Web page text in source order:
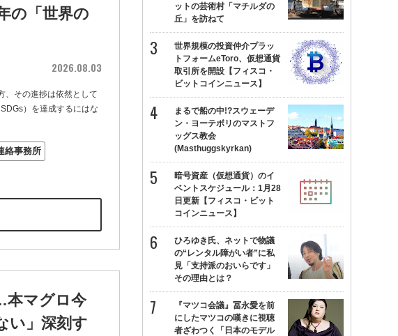
の「世界の
2026.08.03
、その進捗は依然として
）を達成するにはな
絡事務所
本マグロ今
い」深刻す
ットの芸術村「マチルダの
丘」を訪ねて
世界規模の投資仲介プラッ
トフォームeToro、仮想通貨
取引所を開設【フィスコ・
ビットコインニュース】
まるで船の中!?スウェーデ
ン・ヨーテボリのマストフ
ッグス教会
(Masthuggskyrkan)
暗号資産（仮想通貨）のイ
ベントスケジュール：1月28
日更新【フィスコ・ビット
コインニュース】
ひろゆき氏、ネットで物議
の“レンタル障がい者”に私
見「支持派のおいらです」
その理由とは？
『マツコ会議』冨永愛を前
にしたマツコの嘆きに視聴
者ざわつく「日本のモデル